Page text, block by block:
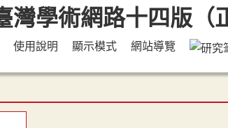
使用說明 顯示模式 網站導覽